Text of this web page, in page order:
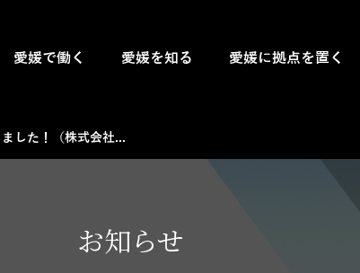
愛媛で働く 愛媛を知る 愛媛に拠点を置く
した！（株式会社...
お知らせ